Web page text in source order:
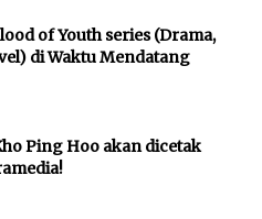
of Youth series (Drama,
di Waktu Mendatang
Ping Hoo akan dicetak